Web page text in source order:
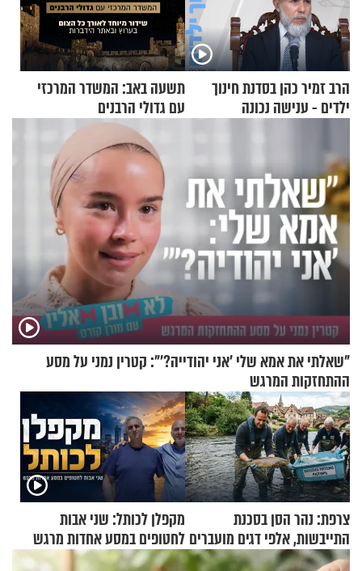
הרב זמיר כהן בסדנת חינוך
ילדים - ענישה נכונה
תשעה באב: המשדר המרכזי
עם גדולי הרבנים
"שאלתי את אמא שלי 'אני יהודייה?'": קטרין נמני על מסע
ההתחזקות המרגש
צרפת: נהר הסן בסכנת
התייבשות, אלפי דגים מועברים
במבצעי חילוץ
מקפלן לכותל: שני אבות
לחטופים במסע אחדות מרגש